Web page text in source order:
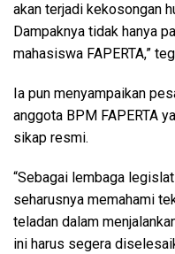
akan terjadi kekosongan
Dampaknya tidak hanya
mahasiswa FAPERTA,”
Ia pun menyampaikan
anggota BPM FAPERTA
sikap resmi.
“Sebagai lembaga
seharusnya memahami
teladan dalam
ini harus segera